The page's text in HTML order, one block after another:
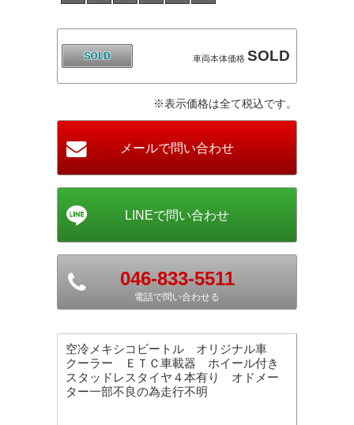
車両本体価格 SOLD
※表示価格は全て税込です。
046-833-5511
電話で問い合わせる
空冷メキシコビートル オリジナル車
クーラー ＥＴＣ車載器 ホイール付き
スタッドレスタイヤ４本有り オドメー
ター一部不良の為走行不明